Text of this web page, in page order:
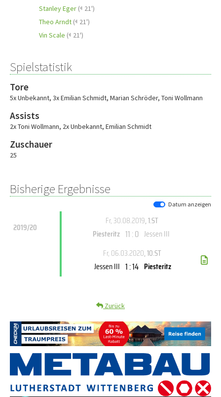
Stanley Eger ( 21')
Theo Arndt ( 21')
Vin Scale ( 21')
Spielstatistik
Tore
5x Unbekannt, 3x Emilian Schmidt, Marian Schröder, Toni Wollmann
Assists
2x Toni Wollmann, 2x Unbekannt, Emilian Schmidt
Zuschauer
25
Bisherige Ergebnisse
Datum anzeigen
2019/20
Fr, 30.08.2019, 1.ST
Piesteritz 11 : 0 Jessen III
Fr, 06.03.2020, 10.ST
Jessen III 1 : 14 Piesteritz
Zurück